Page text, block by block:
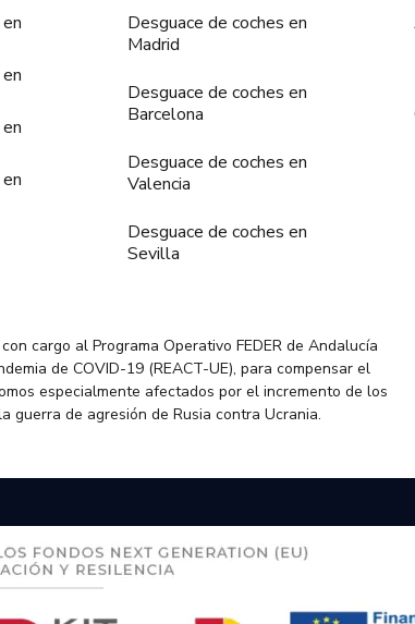
Desguace de coches en
Madrid
Desguace de coches en
Barcelona
Desguace de coches en
Valencia
Desguace de coches en
Sevilla
cargo al Programa Operativo FEDER de Andalucía
de COVID-19 (REACT-UE), para compensar el
especialmente afectados por el incremento de los
guerra de agresión de Rusia contra Ucrania.